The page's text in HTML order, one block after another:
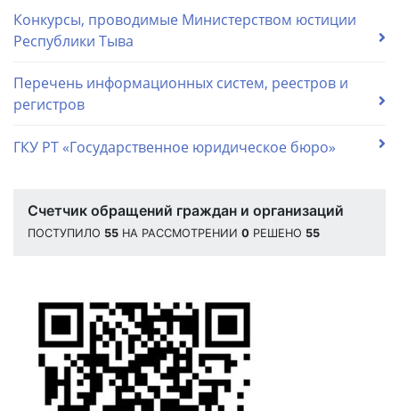
Конкурсы, проводимые Министерством юстиции
Республики Тыва
Перечень информационных систем, реестров и
регистров
ГКУ РТ «Государственное юридическое бюро»
Счетчик обращений граждан и организаций
ПОСТУПИЛО 55 НА РАССМОТРЕНИИ 0 РЕШЕНО 55